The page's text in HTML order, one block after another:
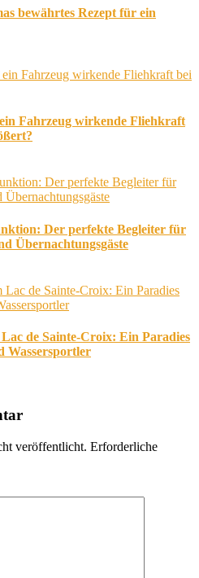
bewährtes Rezept für ein
Fahrzeug wirkende Fliehkraft
Der perfekte Begleiter für
Übernachtungsgäste
de Sainte-Croix: Ein Paradies
Wassersportler
veröffentlicht. Erforderliche